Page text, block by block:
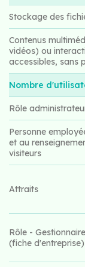
Stockage des
Contenus
vidéos) ou
accessibles, sans
Nombre
Rôle
Personne
et au
visiteurs
Attraits
Rôle -
(fiche d'entreprise)